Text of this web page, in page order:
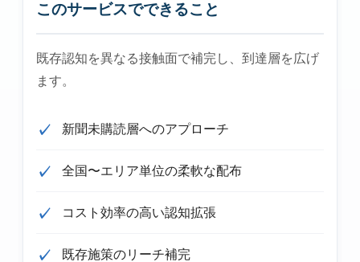
このサービスでできること
既存認知を異なる接触面で補完し、到達層を広げ
ます。
新聞未購読層へのアプローチ
全国〜エリア単位の柔軟な配布
コスト効率の高い認知拡張
既存施策のリーチ補完